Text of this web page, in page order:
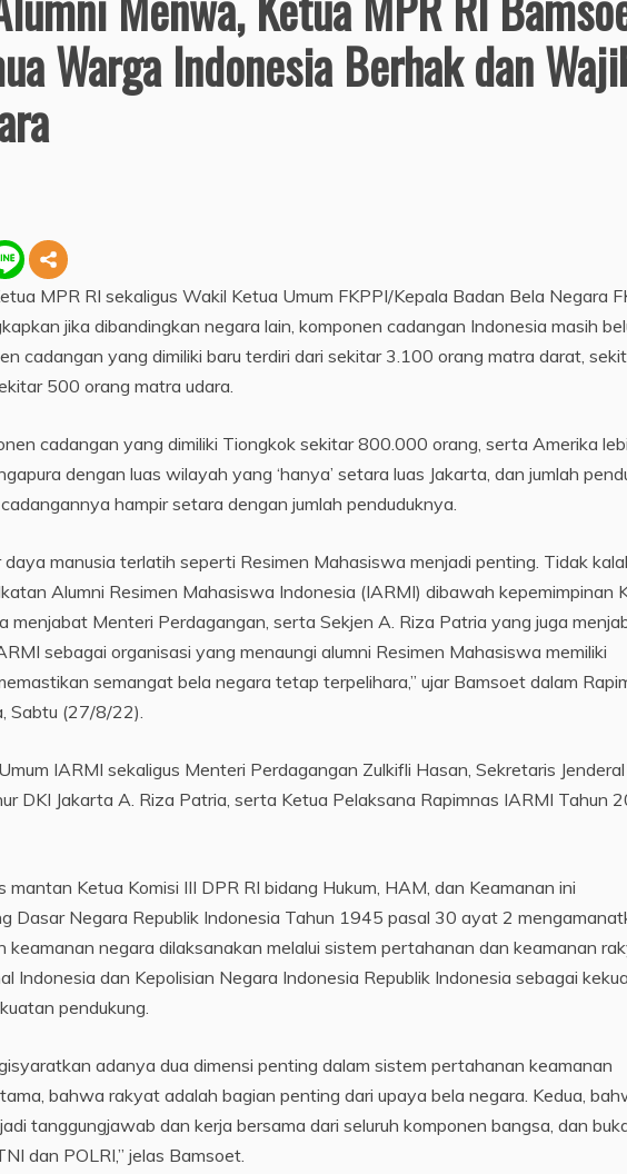
Warga Indonesia Berhak dan
MPR RI sekaligus Wakil Ketua Umum FKPPI/Kepala Badan Bela Negara
jika dibandingkan negara lain, komponen cadangan Indonesia masih
cadangan yang dimiliki baru terdiri dari sekitar 3.100 orang matra darat,
500 orang matra udara.
cadangan yang dimiliki Tiongkok sekitar 800.000 orang, serta Amerika
dengan luas wilayah yang ‘hanya’ setara luas Jakarta, dan jumlah
hampir setara dengan jumlah penduduknya.
daya manusia terlatih seperti Resimen Mahasiswa menjadi penting. Tidak
Alumni Resimen Mahasiswa Indonesia (IARMI) dibawah kepemimpinan
menjabat Menteri Perdagangan, serta Sekjen A. Riza Patria yang juga
sebagai organisasi yang menaungi alumni Resimen Mahasiswa memiliki
semangat bela negara tetap terpelihara,” ujar Bamsoet dalam
Sabtu (27/8/22).
IARMI sekaligus Menteri Perdagangan Zulkifli Hasan, Sekretaris Jenderal
DKI Jakarta A. Riza Patria, serta Ketua Pelaksana Rapimnas IARMI Tahun
Ketua Komisi III DPR RI bidang Hukum, HAM, dan Keamanan ini
Dasar Negara Republik Indonesia Tahun 1945 pasal 30 ayat 2
negara dilaksanakan melalui sistem pertahanan dan keamanan
Indonesia dan Kepolisian Negara Indonesia Republik Indonesia sebagai
pendukung.
adanya dua dimensi penting dalam sistem pertahanan keamanan
bahwa rakyat adalah bagian penting dari upaya bela negara. Kedua,
tanggungjawab dan kerja bersama dari seluruh komponen bangsa, dan
dan POLRI,” jelas Bamsoet.